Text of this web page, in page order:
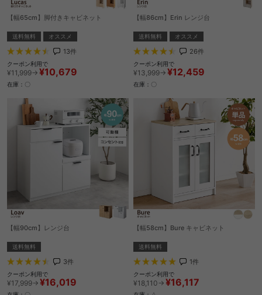
【幅65cm】脚付きキャビネット
送料無料 オススメ
13件
クーポン利用で
¥11,999→ ¥10,679
在庫：〇
【幅86cm】Erin レンジ台
送料無料 オススメ
26件
クーポン利用で
¥13,999→ ¥12,459
在庫：〇
【幅90cm】レンジ台
送料無料
3件
クーポン利用で
¥17,999→ ¥16,019
【幅58cm】Bure キャビネット
送料無料
1件
クーポン利用で
¥18,110→ ¥16,117